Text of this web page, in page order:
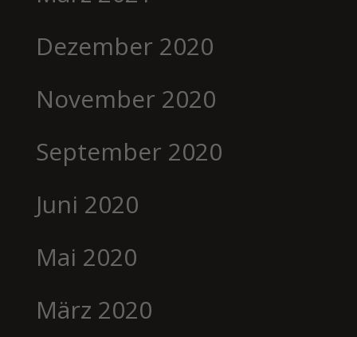
Dezember 2020
November 2020
September 2020
Juni 2020
Mai 2020
März 2020